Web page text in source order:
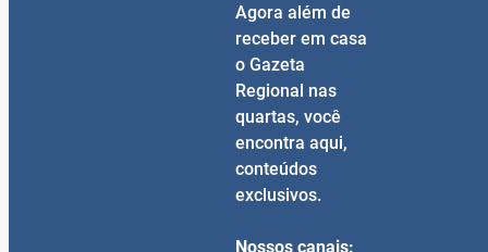
Agora além de
receber em casa
o Gazeta
Regional nas
quartas, você
encontra aqui,
conteúdos
exclusivos.
Nossos canais: